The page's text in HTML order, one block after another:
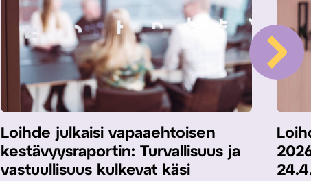
Loihde julkaisi vapaaehtoisen
kestävyysraportin: Turvallisuus ja
vastuullisuus kulkevat käsi